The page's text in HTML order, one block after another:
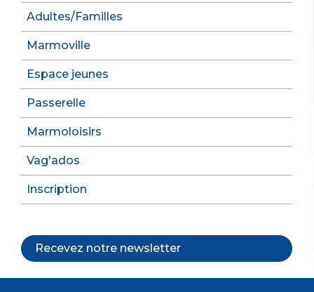
Adultes/Familles
Marmoville
Espace jeunes
Passerelle
Marmoloisirs
Vag'ados
Inscription
Recevez notre newsletter